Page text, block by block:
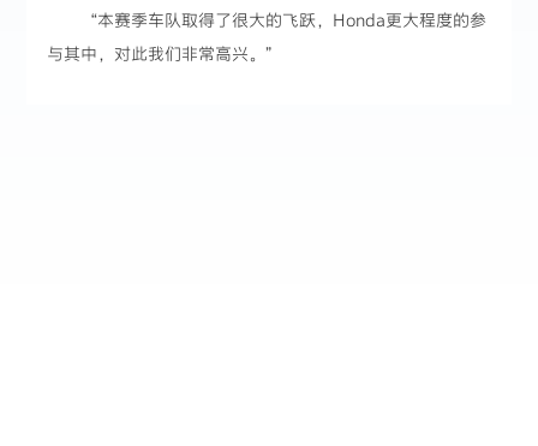
“本赛季车队取得了很大的飞跃，Honda更大程度的参
与其中，对此我们非常高兴。”